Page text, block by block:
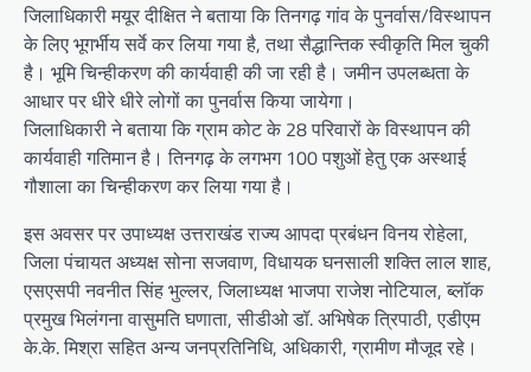
जिलाधिकारी मयूर दीक्षित ने बताया कि तिनगढ़ गांव के पुनर्वास/विस्थापन
के लिए भूगर्भीय सर्वे कर लिया गया है, तथा सैद्धान्तिक स्वीकृति मिल चुकी
है। भूमि चिन्हीकरण की कार्यवाही की जा रही है। जमीन उपलब्धता के
आधार पर धीरे धीरे लोगों का पुनर्वास किया जायेगा।
जिलाधिकारी ने बताया कि ग्राम कोट के 28 परिवारों के विस्थापन की
कार्यवाही गतिमान है। तिनगढ़ के लगभग 100 पशुओं हेतु एक अस्थाई
गौशाला का चिन्हीकरण कर लिया गया है।
इस अवसर पर उपाध्यक्ष उत्तराखंड राज्य आपदा प्रबंधन विनय रोहेला,
जिला पंचायत अध्यक्ष सोना सजवाण, विधायक घनसाली शक्ति लाल शाह,
एसएसपी नवनीत सिंह भुल्लर, जिलाध्यक्ष भाजपा राजेश नोटियाल, ब्लॉक
प्रमुख भिलंगना वासुमति घणाता, सीडीओ डॉ. अभिषेक त्रिपाठी, एडीएम
के.के. मिश्रा सहित अन्य जनप्रतिनिधि, अधिकारी, ग्रामीण मौजूद रहे।